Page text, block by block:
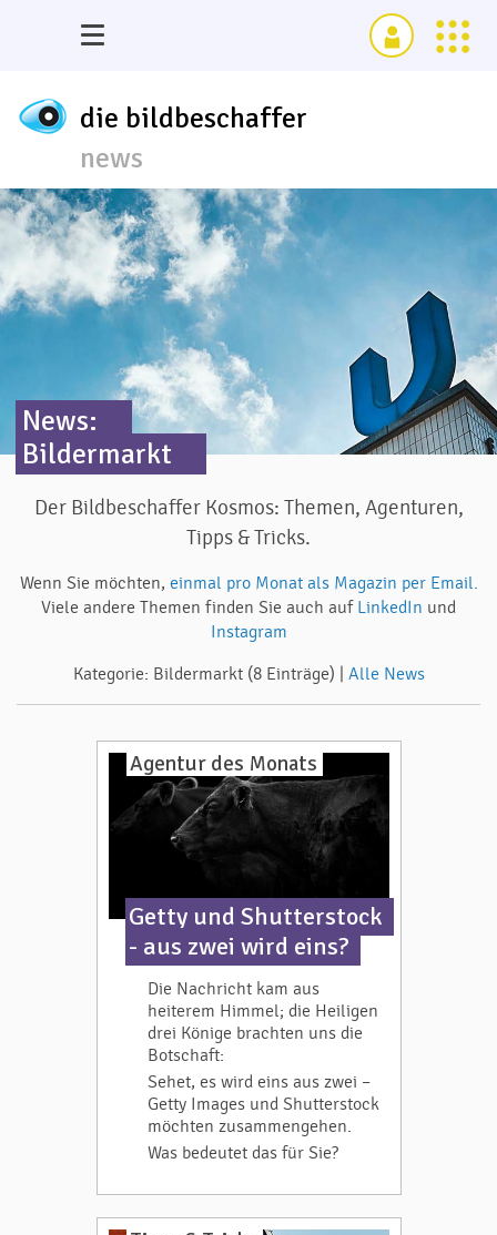
die bildbeschaffer
news
News:
Bildermarkt
Der Bildbeschaffer Kosmos: Themen, Agenturen,
Tipps & Tricks.
Wenn Sie möchten, einmal pro Monat als Magazin per Email.
Viele andere Themen finden Sie auch auf LinkedIn und
Instagram
Kategorie: Bildermarkt (8 Einträge) | Alle News
Agentur des Monats
Getty und Shutterstock
- aus zwei wird eins?
Die Nachricht kam aus
heiterem Himmel; die Heiligen
drei Könige brachten uns die
Botschaft:
Sehet, es wird eins aus zwei –
Getty Images und Shutterstock
möchten zusammengehen.
Was bedeutet das für Sie?